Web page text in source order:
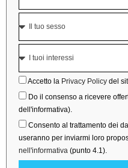
Accetto la Privacy Policy del
Do il consenso a ricevere
dell'informativa).
Consento al trattamento dei
useranno per inviarmi loro
nell'informativa (punto 4.1).